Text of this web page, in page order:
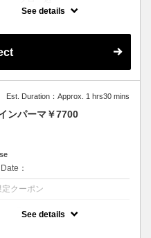
除くカラー付き
See details
Est. Duration：Approx. 1 hrs30 mins
ンパーマ￥7700
：
クーポン
See details